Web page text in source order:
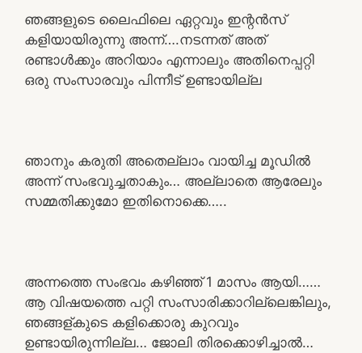
ഞങ്ങളുടെ ലൈഫിലെ ഏറ്റവും ഇന്റൻസ്
കളിയായിരുന്നു അന്ന്….നടന്നത് അത്
രണ്ടാൾക്കും അറിയാം എന്നാലും അതിനെപ്പറ്റി
ഒരു സംസാരവും പിന്നീട് ഉണ്ടായില്ല
ഞാനും കരുതി അതെല്ലാം വായിച്ച മൂഡിൽ
അന്ന് സംഭവുച്ചതാകും… അല്ലാതെ ആരേലും
സമ്മതിക്കുമോ ഇതിനൊക്കെ…..
അന്നത്തെ സംഭവം കഴിഞ്ഞ് 1 മാസം ആയി……
ആ വിഷയത്തെ പറ്റി സംസാരിക്കാറില്ലെങ്കിലും,
ഞങ്ങള്കുടെ കളിക്കൊരു കുറവും
ഉണ്ടായിരുന്നില്ല… ജോലി തിരക്കൊഴിച്ചാൽ…